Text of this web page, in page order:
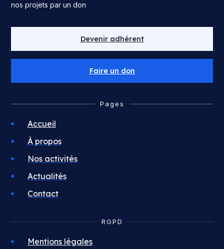
nos projets par un don
Devenir adhérent
Faire un don
Pages
Accueil
À propos
Nos activités
Actualités
Contact
RGPD
Mentions légales